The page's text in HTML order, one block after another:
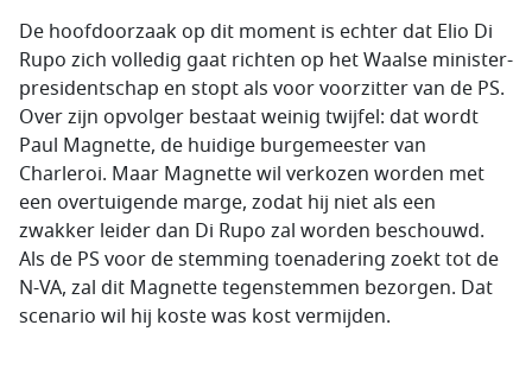
De hoofdoorzaak op dit moment is echter dat Elio Di
Rupo zich volledig gaat richten op het Waalse minister-
presidentschap en stopt als voor voorzitter van de PS.
Over zijn opvolger bestaat weinig twijfel: dat wordt
Paul Magnette, de huidige burgemeester van
Charleroi. Maar Magnette wil verkozen worden met
een overtuigende marge, zodat hij niet als een
zwakker leider dan Di Rupo zal worden beschouwd.
Als de PS voor de stemming toenadering zoekt tot de
N-VA, zal dit Magnette tegenstemmen bezorgen. Dat
scenario wil hij koste was kost vermijden.